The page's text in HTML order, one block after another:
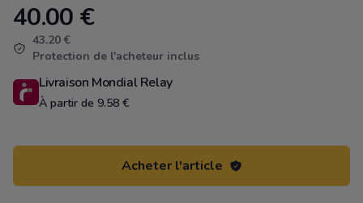
Product information
40.00 €
43.20 €
Protection de l'acheteur inclus
Livraison Mondial Relay
À partir de 9.58 €
Acheter l'article